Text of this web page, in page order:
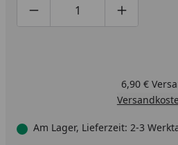
Pflege Ihrer Sauna benötigen.
Produktmenge um eins
Produktmenge
6,90 €
Am Lager, Lieferzeit: 2-3